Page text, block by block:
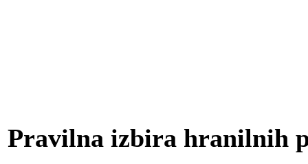
Pravilna izbira hranilnih